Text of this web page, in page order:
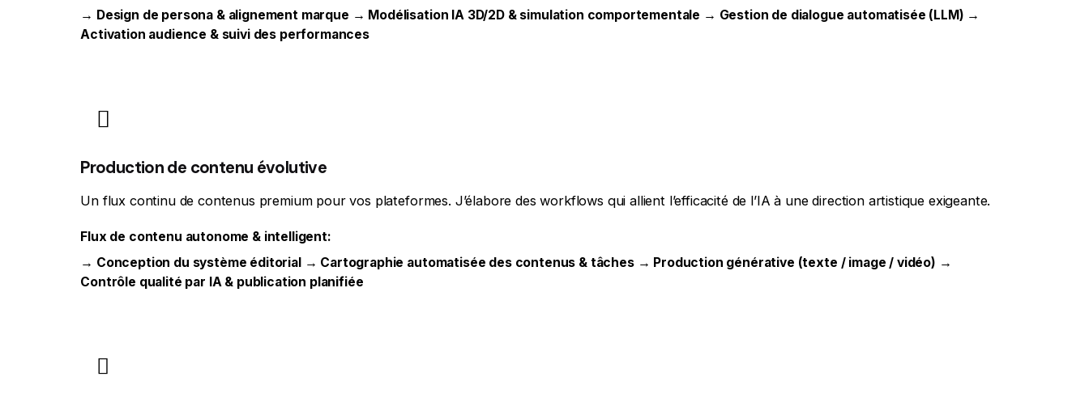
→ Design de persona & alignement marque → Modélisation IA 3D/2D & simulation comportementale → Gestion de dialogue automatisée (LLM) →
Activation audience & suivi des performances
Production de contenu évolutive
Un flux continu de contenus premium pour vos plateformes. J’élabore des workflows qui allient l’efficacité de l’IA à une direction artistique exigeante.
Flux de contenu autonome & intelligent:
→ Conception du système éditorial → Cartographie automatisée des contenus & tâches → Production générative (texte / image / vidéo) →
Contrôle qualité par IA & publication planifiée